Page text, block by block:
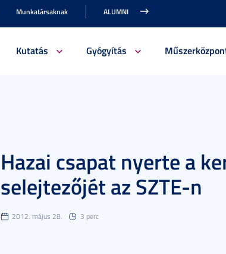
Munkatársaknak ALUMNI
Kutatás Gyógyítás
Hazai csapat nyerte a
selejtezőjét az SZTE-n
2012. május 28. 3 perc